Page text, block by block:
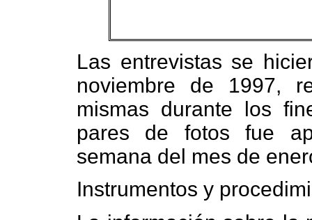
Las entrevistas se
noviembre de 1997,
mismas durante los
pares de fotos fue
semana del mes de
Instrumentos y